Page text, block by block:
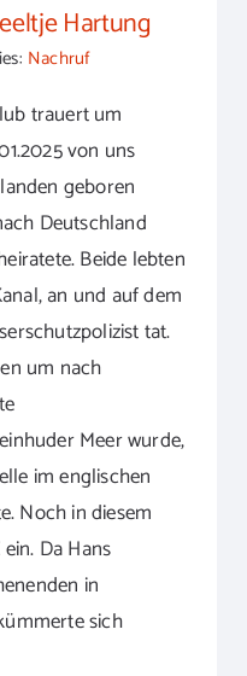
Hartung
Nachruf
trauert um
von uns
geboren
Deutschland
Beide lebten
an und auf dem
tat.
um nach
Meer wurde,
im englischen
Noch in diesem
Da Hans
in
sich